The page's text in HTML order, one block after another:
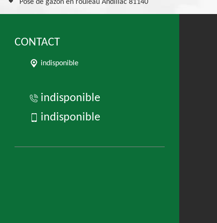
Pose de gazon en rouleau Andillac 81140
CONTACT
indisponible
indisponible
indisponible